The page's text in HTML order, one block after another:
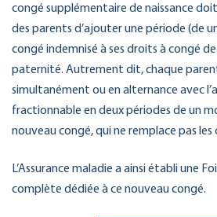
congé supplémentaire de naissance
des parents d’ajouter une période (de
congé indemnisé à ses droits à congé
paternité. Autrement dit, chaque
simultanément ou en alternance avec
fractionnable en deux périodes de un
nouveau congé, qui ne remplace pas les
L’Assurance maladie a ainsi établi une
complète dédiée à ce nouveau congé.